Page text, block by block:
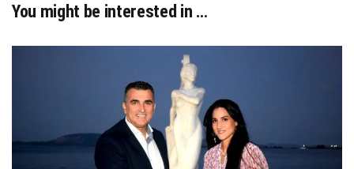
You might be interested in …